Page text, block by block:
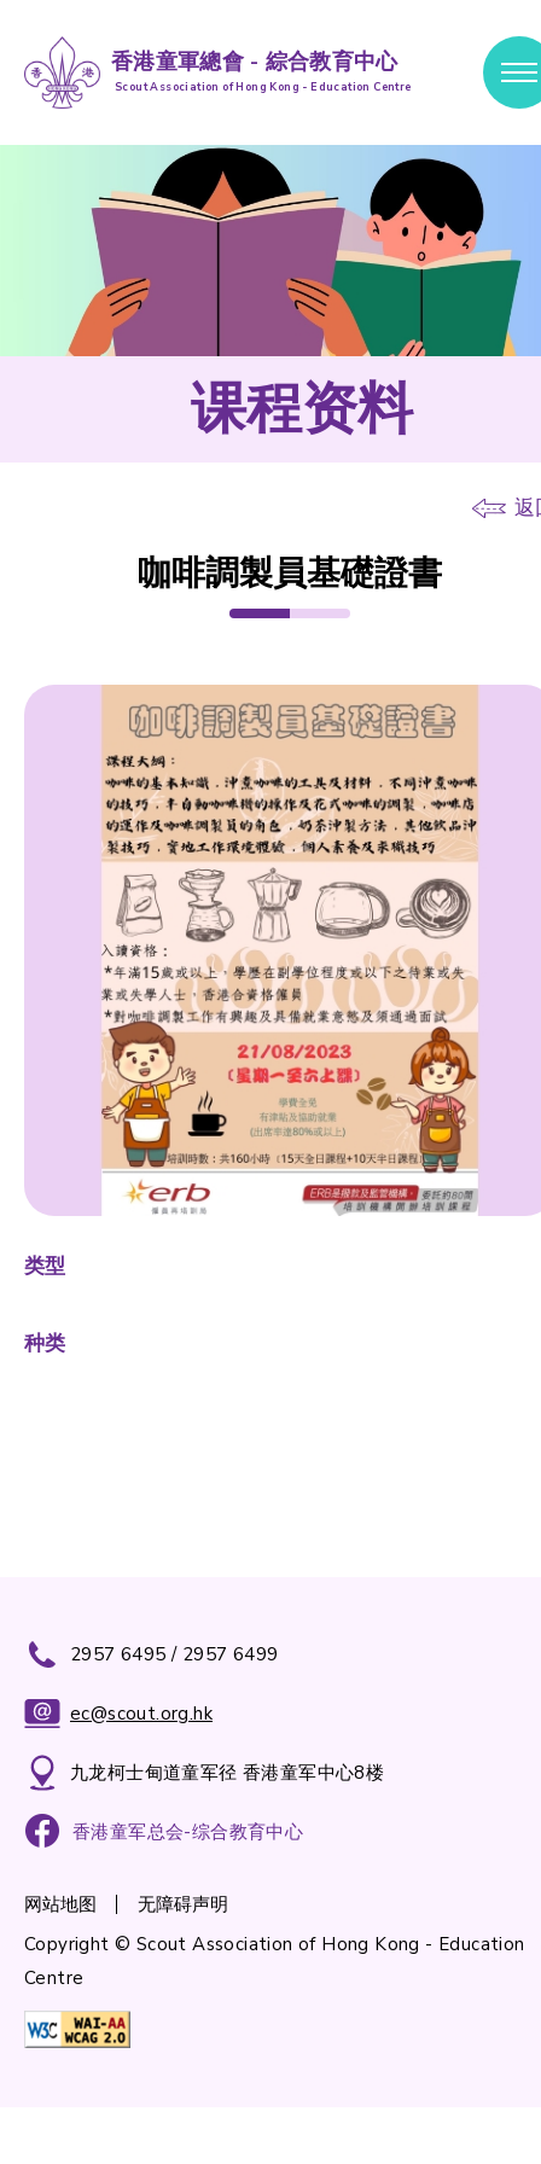
香港童軍總會 - 綜合教育中心
Scout Association of Hong Kong - Education Centre
跳到内容 (按输入键)
课程资料
返
咖啡調製員基礎證書
类型
种类
2957 6495 / 2957 6499
ec@scout.org.hk
九龙柯士甸道童军径 香港童军中心8楼
香港童军总会-综合教育中心
网站地图
无障碍声明
Copyright © Scout Association of Hong Kong - Education
Centre